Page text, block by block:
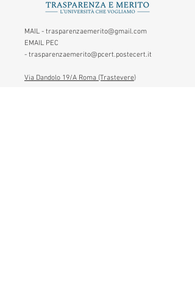
MAIL - trasparenzaemerito@gmail.com
EMAIL PEC
- trasparenzaemerito@pcert.postecert.it
Via Dandolo 19/A Roma (Trastevere)